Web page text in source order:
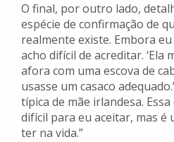
O final, por outro lado,
espécie de confirmação de
realmente existe. Embora
acho difícil de acreditar. ‘Ela
afora com uma escova de
usasse um casaco
típica de mãe irlandesa.
difícil para eu aceitar, mas é
ter na vida.”